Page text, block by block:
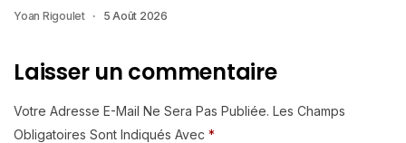
Yoan Rigoulet 5 Août 2026
Laisser un commentaire
Votre Adresse E-Mail Ne Sera Pas Publiée. Les Champs
Obligatoires Sont Indiqués Avec *